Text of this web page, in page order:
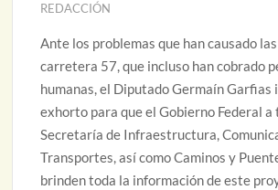
REDACCIÓN
Ante los problemas que han causado
carretera 57, que incluso han cobrado
humanas, el Diputado Germaín Garfias
exhorto para que el Gobierno Federal a
Secretaría de Infraestructura,
Transportes, así como Caminos y
brinden toda la información de este